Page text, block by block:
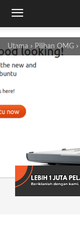
Utama Pilihan OMG